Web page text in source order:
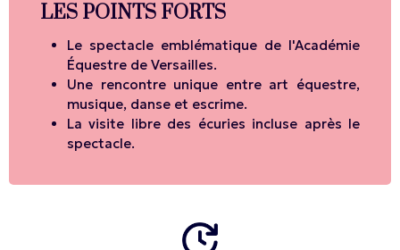
LES POINTS FORTS
Le spectacle emblématique de l'Académie
Équestre de Versailles.
Une rencontre unique entre art équestre,
musique, danse et escrime.
La visite libre des écuries incluse après le
spectacle.